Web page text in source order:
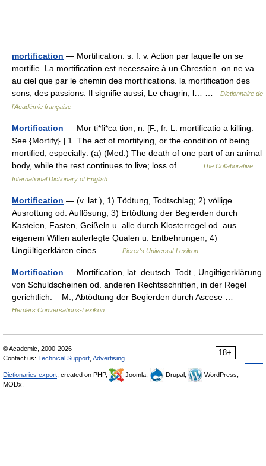
mortification — Mortification. s. f. v. Action par laquelle on se
mortifie. La mortification est necessaire à un Chrestien. on ne va
au ciel que par le chemin des mortifications. la mortification des
sons, des passions. Il signifie aussi, Le chagrin, l… …
Dictionnaire de
l'Académie française
Mortification — Mor ti*fi*ca tion, n. [F., fr. L. mortificatio a killing.
See {Mortify}.] 1. The act of mortifying, or the condition of being
mortified; especially: (a) (Med.) The death of one part of an animal
body, while the rest continues to live; loss of… …
The Collaborative
International Dictionary of English
Mortification — (v. lat.), 1) Tödtung, Todtschlag; 2) völlige
Ausrottung od. Auflösung; 3) Ertödtung der Begierden durch
Kasteien, Fasten, Geißeln u. alle durch Klosterregel od. aus
eigenem Willen auferlegte Qualen u. Entbehrungen; 4)
Ungültigerklären eines… …
Pierer's Universal-Lexikon
Mortification — Mortification, lat. deutsch. Todt , Ungiltigerklärung
von Schuldscheinen od. anderen Rechtsschriften, in der Regel
gerichtlich. – M., Abtödtung der Begierden durch Ascese …
Herders Conversations-Lexikon
18+
© Academic, 2000-2026
Contact us: Technical Support Advertising
Dictionaries export , created on PHP, Joomla, Drupal,
WordPress,
MODx.